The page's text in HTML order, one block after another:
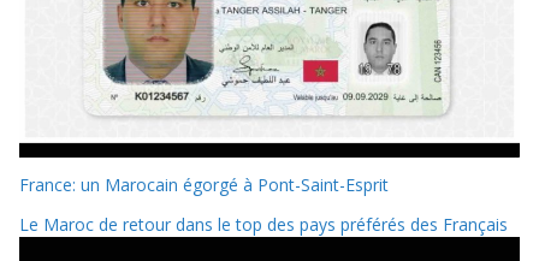
France: un Marocain égorgé à Pont-Saint-Esprit
Le Maroc de retour dans le top des pays préférés des Français